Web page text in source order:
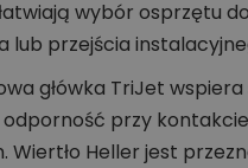
wybór osprzętu
lub przejścia
główka TriJet wspiera
przy
Wiertło Heller jest